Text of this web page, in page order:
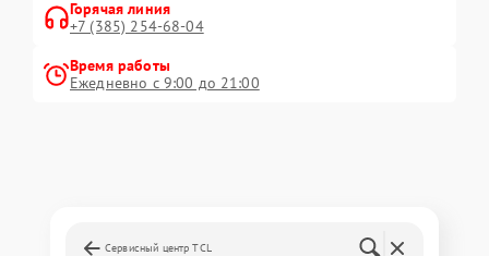
Горячая линия
+7 (385) 254-68-04
Время работы
Ежедневно с 9:00 до 21:00
Сервисный центр TCL